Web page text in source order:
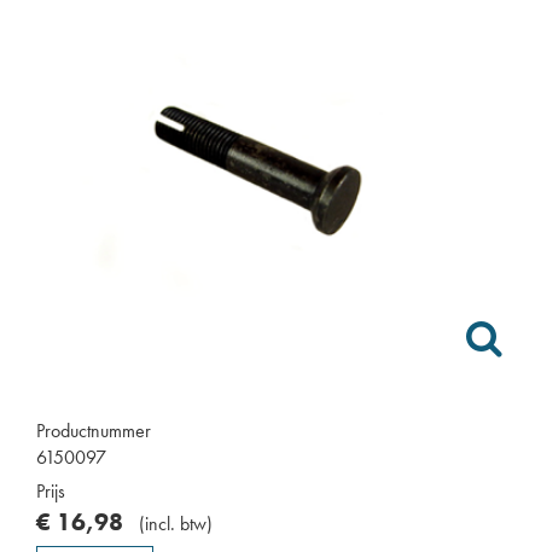
Productnummer
6150097
Prijs
€ 16,98 (incl. btw)